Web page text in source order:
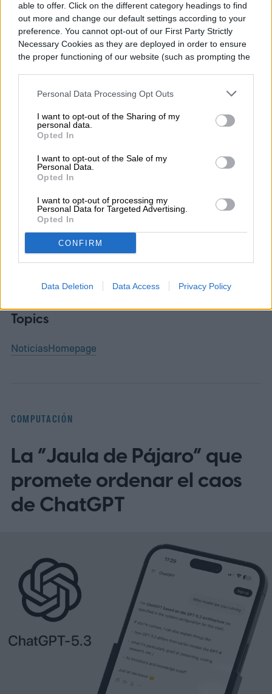
able to offer. Click on the different category headings to find
out more and change our default settings according to your
preference. You cannot opt-out of our First Party Strictly
Necessary Cookies as they are deployed in order to ensure
the proper functioning of our website (such as prompting the
Personal Data Processing Opt Outs
I want to opt-out of the Sharing of my
personal data.
Opted In
I want to opt-out of the Sale of my
Personal Data.
Opted In
I want to opt-out of processing my
Personal Data for Targeted Advertising.
Opted In
CONFIRM
Data Deletion Data Access Privacy Policy
la columna vertebral detrás de él. Las
versiones del asistente de IA aparecerán
en MSI Center, MSI Afterburner,
Streamlabs OBS y Omen Gaming Hub.
Senior Editor
Diego Bastarrica es Senior Editor y Head of
Content en Digital Trends en Español,
donde lidera la estrategia editorial, SEO…
Topics
NoticiasHomepage
COMPUTACIÓN
La “Jaula de Pájaro” que
promete ordenar el caos
de ChatGPT